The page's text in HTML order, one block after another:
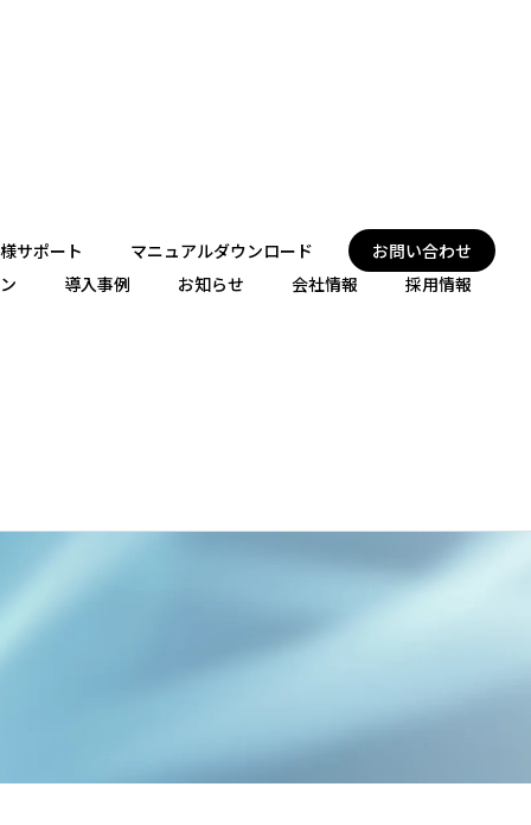
サポート マニュアルダウンロード
お問い合わせ
導入事例 お知らせ 会社情報 採用情報